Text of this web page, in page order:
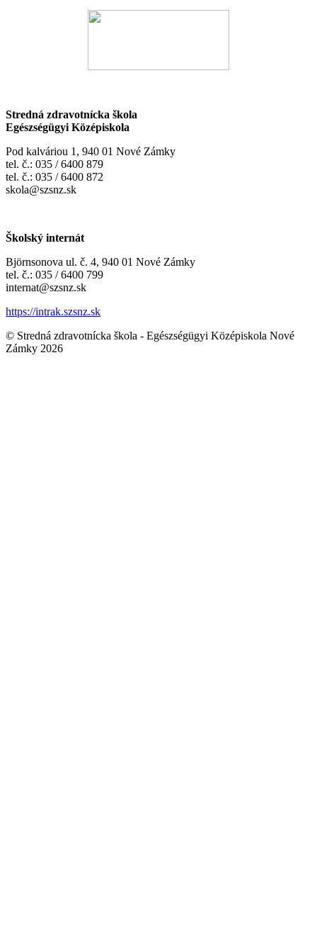
Stredná zdravotnícka škola
Egészségügyi Középiskola
Pod kalváriou 1, 940 01 Nové Zámky
tel. č.: 035 / 6400 879
tel. č.: 035 / 6400 872
skola@szsnz.sk
Školský internát
Björnsonova ul. č. 4, 940 01 Nové Zámky
tel. č.: 035 / 6400 799
internat@szsnz.sk
https://intrak.szsnz.sk
© Stredná zdravotnícka škola - Egészségügyi Középiskola Nové
Zámky 2026